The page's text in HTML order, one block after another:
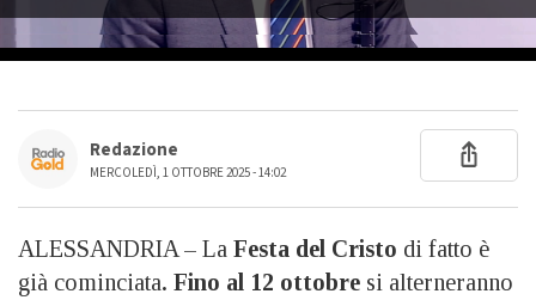
Redazione
MERCOLEDÌ, 1 OTTOBRE 2025 - 14:02
ALESSANDRIA – La Festa del Cristo di fatto è
già cominciata. Fino al 12 ottobre si alterneranno